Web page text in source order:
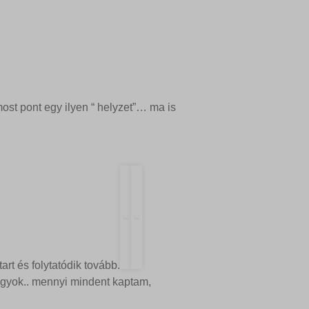
pont egy ilyen “ helyzet”… ma is
és folytatódik tovább.
mennyi mindent kaptam,